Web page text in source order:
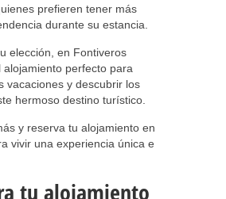
prefieren tener más
durante su estancia.
elección, en Fontiveros
alojamiento perfecto para
vacaciones y descubrir los
hermoso destino turístico.
y reserva tu alojamiento en
vivir una experiencia única e
tu alojamiento